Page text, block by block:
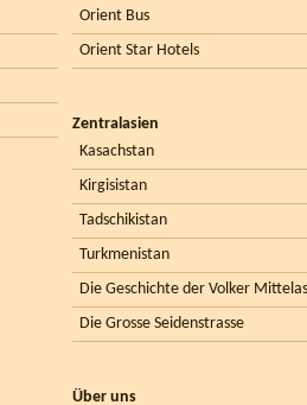
Orient Bus
Orient Star Hotels
Zentralasien
Kasachstan
Kirgisistan
Tadschikistan
Turkmenistan
Die Geschichte der Volker
Die Grosse Seidenstrasse
Über uns